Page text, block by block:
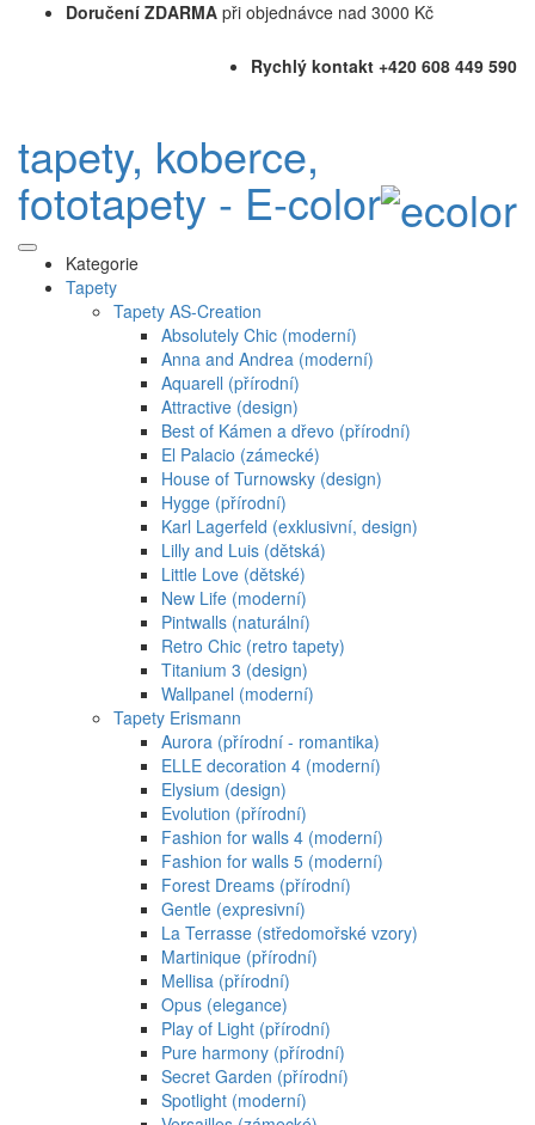
Doručení ZDARMA při objednávce nad 3000 Kč
Rychlý kontakt +420 608 449 590
tapety, koberce,
fototapety - E-color
Kategorie
Tapety
Tapety AS-Creation
Absolutely Chic (moderní)
Anna and Andrea (moderní)
Aquarell (přírodní)
Attractive (design)
Best of Kámen a dřevo (přírodní)
El Palacio (zámecké)
House of Turnowsky (design)
Hygge (přírodní)
Karl Lagerfeld (exklusivní, design)
Lilly and Luis (dětská)
Little Love (dětské)
New Life (moderní)
Pintwalls (naturální)
Retro Chic (retro tapety)
Titanium 3 (design)
Wallpanel (moderní)
Tapety Erismann
Aurora (přírodní - romantika)
ELLE decoration 4 (moderní)
Elysium (design)
Evolution (přírodní)
Fashion for walls 4 (moderní)
Fashion for walls 5 (moderní)
Forest Dreams (přírodní)
Gentle (expresivní)
La Terrasse (středomořské vzory)
Martinique (přírodní)
Mellisa (přírodní)
Opus (elegance)
Play of Light (přírodní)
Pure harmony (přírodní)
Secret Garden (přírodní)
Spotlight (moderní)